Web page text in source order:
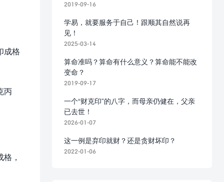
成格
丙
，
2019-09-16
学易，就要服务于自己！跟顺其自然说再
见！
2025-03-14
算命准吗？算命有什么意义？算命能不能改
变命？
2019-09-17
一个“财克印”的八字，而母亲仍健在，父亲
已去世！
2026-01-07
这一例是弃印就财？还是贪财坏印？
2022-01-06